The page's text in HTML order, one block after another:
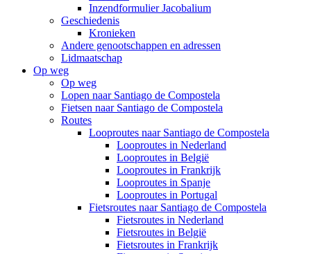
Inzendformulier Jacobalium
Geschiedenis
Kronieken
Andere genootschappen en adressen
Lidmaatschap
Op weg
Op weg
Lopen naar Santiago de Compostela
Fietsen naar Santiago de Compostela
Routes
Looproutes naar Santiago de Compostela
Looproutes in Nederland
Looproutes in België
Looproutes in Frankrijk
Looproutes in Spanje
Looproutes in Portugal
Fietsroutes naar Santiago de Compostela
Fietsroutes in Nederland
Fietsroutes in België
Fietsroutes in Frankrijk